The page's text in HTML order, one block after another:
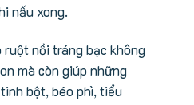
nấu xong.
nồi tráng bạc không
mà còn giúp những
bột, béo phì, tiểu